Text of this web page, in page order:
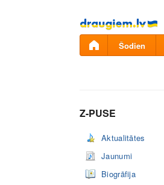
Pāriet
uz
saturu
Šodien
Z-PUSE
Aktualitātes
Jaunumi
Biogrāfija